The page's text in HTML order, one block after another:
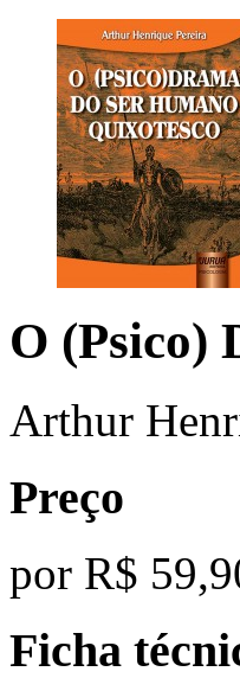
O (Psico)
Arthur
Preço
por R$
Ficha